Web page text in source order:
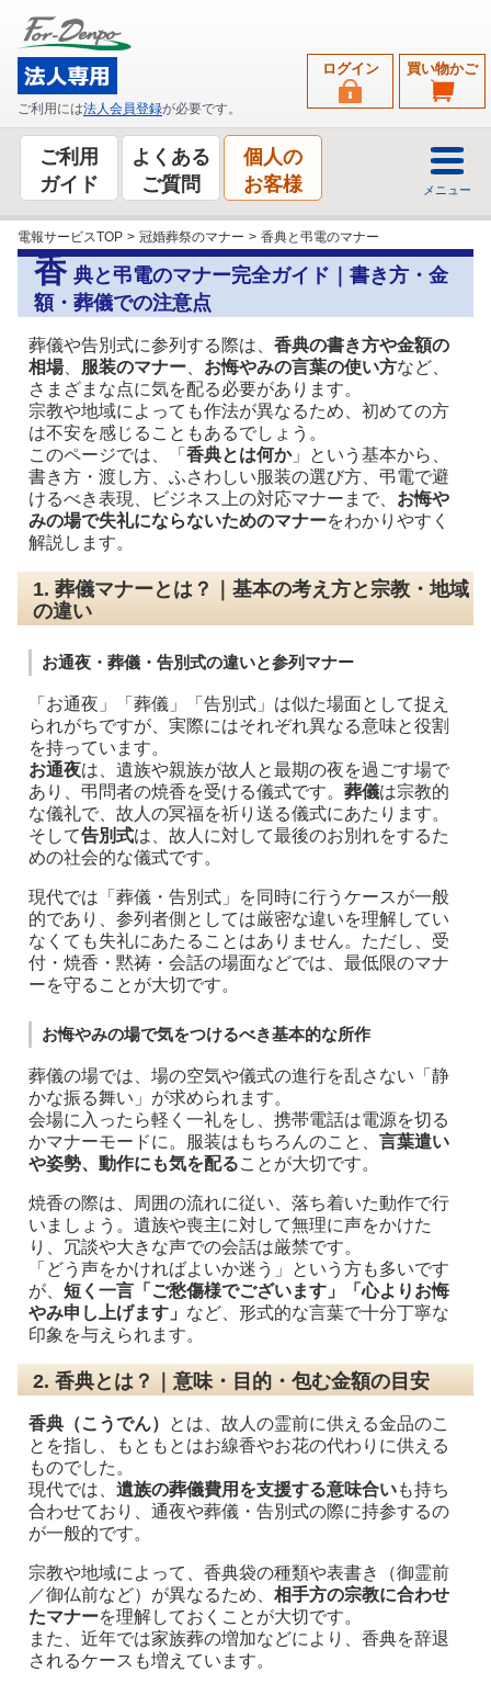
ご利用には法人会員登録が必要です。
買い物かご
ログイン
ご利用
ガイド
よくある
ご質問
個人の
お客様
メニュー
電報サービスTOP > 冠婚葬祭のマナー > 香典と弔電のマナー
香 典と弔電のマナー完全ガイド｜書き方・金
額・葬儀での注意点
葬儀や告別式に参列する際は、 香典の書き方や金額の
相場、 服装のマナー お悔やみの言葉の使い方など、
さまざまな点に気を配る必要があります。
宗教や地域によっても作法が異なるため、初めての方
は不安を感じることもあるでしょう。
このページでは、「 香典とは何か」という基本から、
書き方・渡し方、ふさわしい服装の選び方、弔電で避
けるべき表現、ビジネス上の対応マナーまで、 お悔や
みの場で失礼にならないためのマナーをわかりやすく
解説します。
1. 葬儀マナーとは？｜基本の考え方と宗教・地域
の違い
お通夜・葬儀・告別式の違いと参列マナー
「お通夜」「葬儀」「告別式」は似た場面として捉え
られがちですが、実際にはそれぞれ異なる意味と役割
を持っています。
お通夜は、遺族や親族が故人と最期の夜を過ごす場で
あり、弔問者の焼香を受ける儀式です。 葬儀は宗教的
な儀礼で、故人の冥福を祈り送る儀式にあたります。
そして告別式は、故人に対して最後のお別れをするた
めの社会的な儀式です。
現代では「葬儀・告別式」を同時に行うケースが一般
的であり、参列者側としては厳密な違いを理解してい
なくても失礼にあたることはありません。ただし、受
付・焼香・黙祷・会話の場面などでは、最低限のマナ
ーを守ることが大切です。
お悔やみの場で気をつけるべき基本的な所作
葬儀の場では、場の空気や儀式の進行を乱さない「静
かな振る舞い」が求められます。
会場に入ったら軽く一礼をし、携帯電話は電源を切る
かマナーモードに。服装はもちろんのこと、 言葉遣い
や姿勢、動作にも気を配ることが大切です。
焼香の際は、周囲の流れに従い、落ち着いた動作で行
いましょう。遺族や喪主に対して無理に声をかけた
り、冗談や大きな声での会話は厳禁です。
「どう声をかければよいか迷う」という方も多いです
が、 短く一言「ご愁傷様でございます」「心よりお悔
やみ申し上げます」 など、形式的な言葉で十分丁寧な
印象を与えられます。
2. 香典とは？｜意味・目的・包む金額の目安
香典（こうでん）
とは、故人の霊前に供える金品のこ
とを指し、もともとはお線香やお花の代わりに供える
ものでした。
現代では、 遺族の葬儀費用を支援する意味合いも持ち
合わせており、通夜や葬儀・告別式の際に持参するの
が一般的です。
宗教や地域によって、香典袋の種類や表書き（御霊前
／御仏前など）が異なるため、 相手方の宗教に合わせ
たマナーを理解しておくことが大切です。
また、近年では家族葬の増加などにより、香典を辞退
されるケースも増えています。